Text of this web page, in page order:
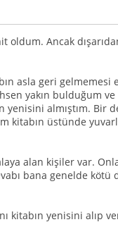
oldum. Ancak
asla geri gelmemesi
yakın bulduğum
yenisini almıştım. Bir
kitabın üstünde
alan kişiler var.
bana genelde kötü
kitabın yenisini alıp